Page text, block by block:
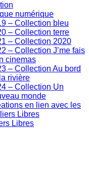
numérique
– Collection bleu
– Collection terre
– Collection 2020
– Collection J’me fais
cinemas
– Collection Au bord
rivière
– Collection Un
monde
en lien avec les
Libres
Libres